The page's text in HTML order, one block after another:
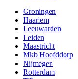
Groningen
Haarlem
Leeuwarden
Leiden
Maastricht
Mkb Hoofddorp
Nijmegen
Rotterdam